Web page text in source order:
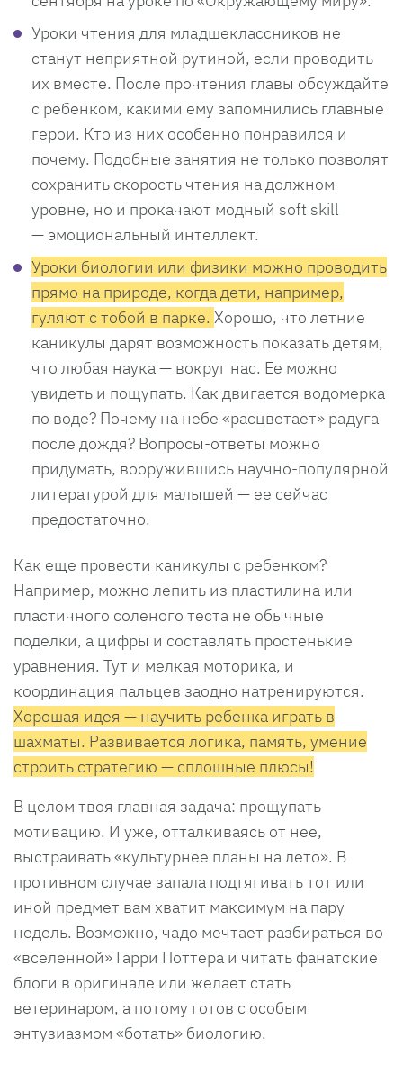
Уроки чтения для младшеклассников не
станут неприятной рутиной, если проводить
их вместе. После прочтения главы обсуждайте
с ребенком, какими ему запомнились главные
герои. Кто из них особенно понравился и
почему. Подобные занятия не только позволят
сохранить скорость чтения на должном
уровне, но и прокачают модный soft skill
— эмоциональный интеллект.
Уроки биологии или физики можно проводить
прямо на природе, когда дети, например,
гуляют с тобой в парке. Хорошо, что летние
каникулы дарят возможность показать детям,
что любая наука — вокруг нас. Ее можно
увидеть и пощупать. Как двигается водомерка
по воде? Почему на небе «расцветает» радуга
после дождя? Вопросы-ответы можно
придумать, вооружившись научно-популярной
литературой для малышей — ее сейчас
предостаточно.
Как еще провести каникулы с ребенком?
Например, можно лепить из пластилина или
пластичного соленого теста не обычные
поделки, а цифры и составлять простенькие
уравнения. Тут и мелкая моторика, и
координация пальцев заодно натренируются.
Хорошая идея — научить ребенка играть в
шахматы. Развивается логика, память, умение
строить стратегию — сплошные плюсы!
В целом твоя главная задача: прощупать
мотивацию. И уже, отталкиваясь от нее,
выстраивать «культурнее планы на лето». В
противном случае запала подтягивать тот или
иной предмет вам хватит максимум на пару
недель. Возможно, чадо мечтает разбираться во
«вселенной» Гарри Поттера и читать фанатские
блоги в оригинале или желает стать
ветеринаром, а потому готов с особым
энтузиазмом «ботать» биологию.